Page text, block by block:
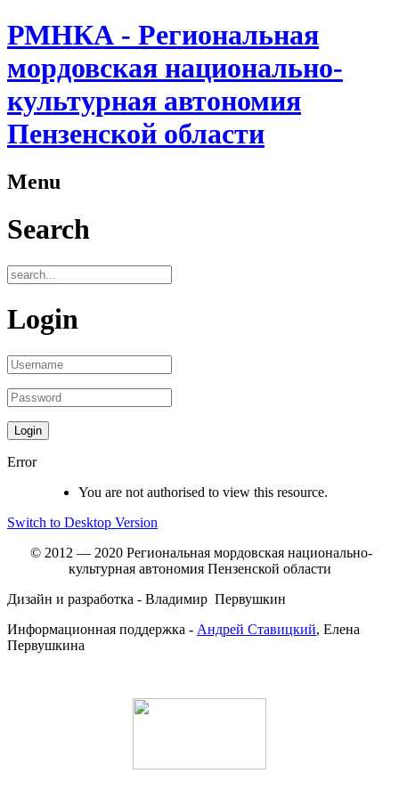
РМНКА - Региональная
мордовская национально-
культурная автономия
Пензенской области
Menu
Search
Login
Error
You are not authorised to view this resource.
Switch to Desktop Version
© 2012 — 2020 Региональная мордовская национально-
культурная автономия Пензенской области
Дизайн и разработка - Владимир Первушкин
Информационная поддержка - Андрей Ставицкий, Елена
Первушкина